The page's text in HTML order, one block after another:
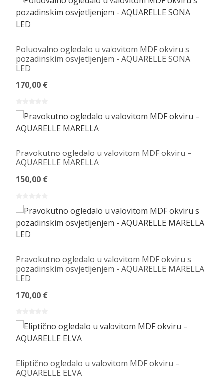
Poluovalno ogledalo u valovitom MDF okviru s
pozadinskim osvjetljenjem - AQUARELLE SONA
LED
170,00 €
Pravokutno ogledalo u valovitom MDF okviru –
AQUARELLE MARELLA
150,00 €
Pravokutno ogledalo u valovitom MDF okviru s
pozadinskim osvjetljenjem - AQUARELLE MARELLA
LED
170,00 €
Eliptično ogledalo u valovitom MDF okviru –
AQUARELLE ELVA